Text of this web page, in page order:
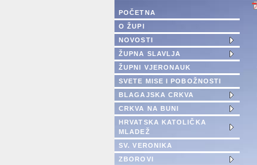
POČETNA
O ŽUPI
NOVOSTI
ŽUPNA SLAVLJA
ŽUPNI VJERONAUK
SVETE MISE I POBOŽNOSTI
BLAGAJSKA CRKVA
CRKVA NA BUNI
HRVATSKA KATOLIČKA
MLADEŽ
SV. VERONIKA
ZBOROVI